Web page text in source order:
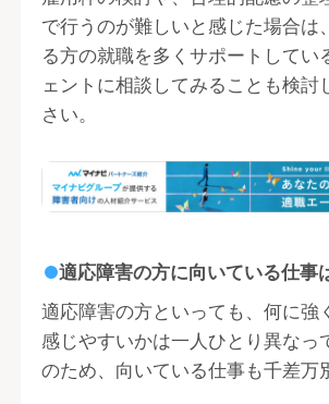
で行うのが難しいと感じた場合は
る方の就職を多くサポートしてい
ェントに相談してみることも検討
さい。
適応障害の方に向いている仕事
適応障害の方といっても、何に強
感じやすいかは一人ひとり異なっ
のため、向いている仕事も千差万